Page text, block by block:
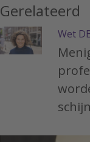
Gerelateerd
Wet